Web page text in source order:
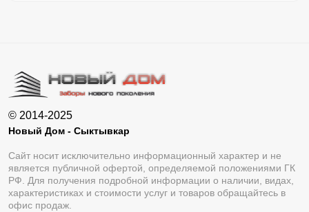
© 2014-2025
Новый Дом - Сыктывкар
Сайт носит исключительно информационный характер и не
является публичной офертой, определяемой положениями ГК
РФ. Для получения подробной информации о наличии, видах,
характеристиках и стоимости услуг и товаров обращайтесь в
офис продаж.